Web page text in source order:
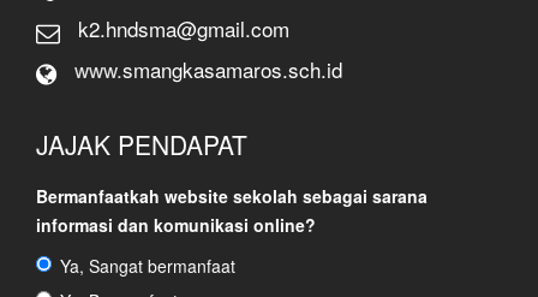
k2.hndsma@gmail.com
www.smangkasamaros.sch.id
JAJAK PENDAPAT
Bermanfaatkah website sekolah sebagai sarana
informasi dan komunikasi online?
Ya, Sangat bermanfaat